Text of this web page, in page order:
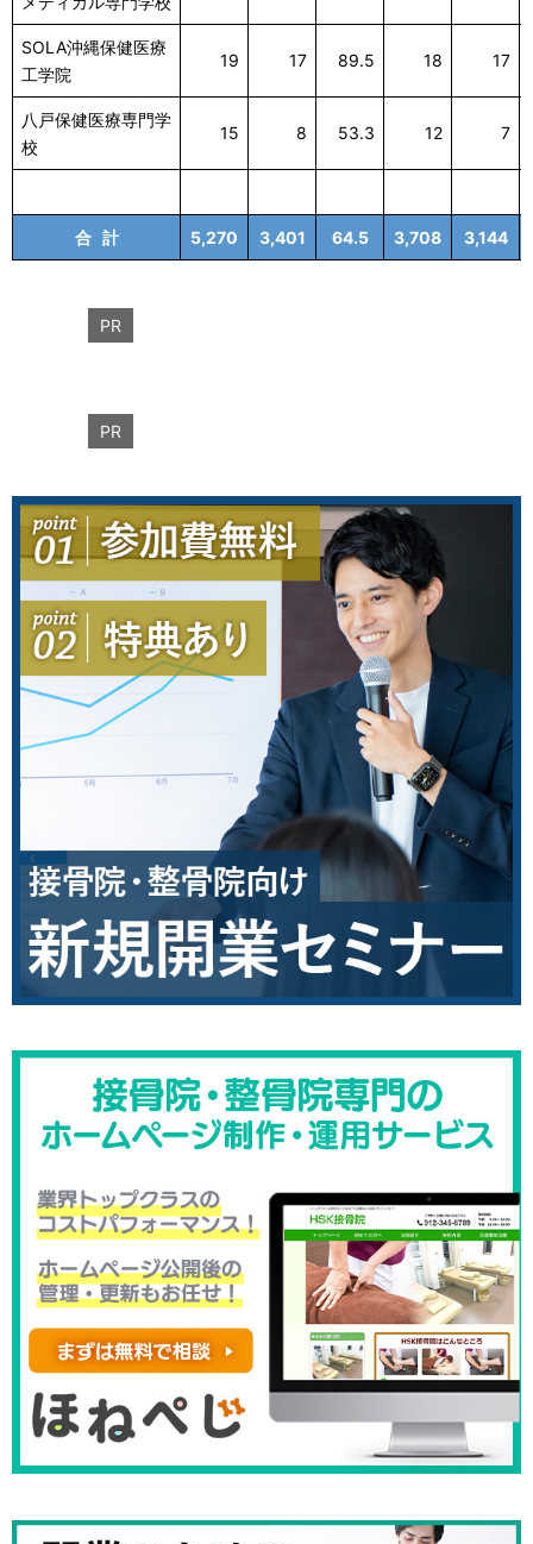
SOLA沖縄保健医療
工学院
19 17 89.5 18 17
八戸保健医療専門学
校
15 8 53.3 12 7
合 計 5,270 3,401 64.5 3,708 3,144
PR
PR